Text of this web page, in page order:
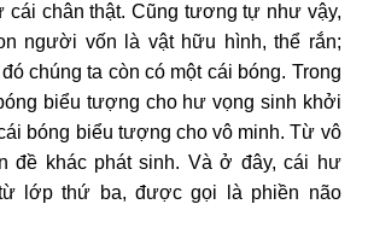
cái chân thật. Cũng tương tự như vậy,
người vốn là vật hữu hình, thể rắn;
chúng ta còn có một cái bóng. Trong
biểu tượng cho hư vọng sinh khởi
bóng biểu tượng cho vô minh. Từ vô
đề khác phát sinh. Và ở đây, cái hư
lớp thứ ba, được gọi là phiền não